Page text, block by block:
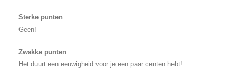
Sterke punten
Geen!
Zwakke punten
Het duurt een eeuwigheid voor je een paar centen hebt!